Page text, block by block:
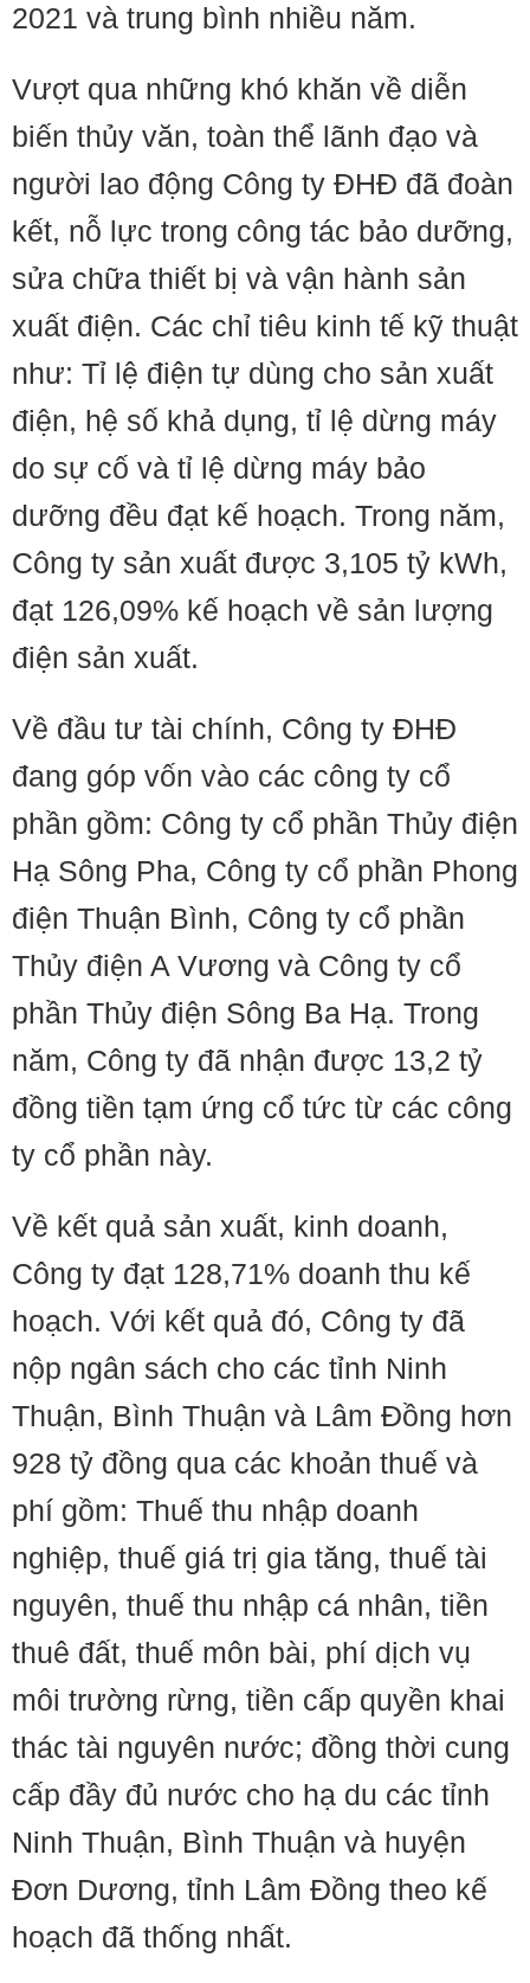
2021 và trung bình nhiều năm.
Vượt qua những khó khăn về diễn
biến thủy văn, toàn thể lãnh đạo và
người lao động Công ty ĐHĐ đã đoàn
kết, nỗ lực trong công tác bảo dưỡng,
sửa chữa thiết bị và vận hành sản
xuất điện. Các chỉ tiêu kinh tế kỹ thuật
như: Tỉ lệ điện tự dùng cho sản xuất
điện, hệ số khả dụng, tỉ lệ dừng máy
do sự cố và tỉ lệ dừng máy bảo
dưỡng đều đạt kế hoạch. Trong năm,
Công ty sản xuất được 3,105 tỷ kWh,
đạt 126,09% kế hoạch về sản lượng
điện sản xuất.
Về đầu tư tài chính, Công ty ĐHĐ
đang góp vốn vào các công ty cổ
phần gồm: Công ty cổ phần Thủy điện
Hạ Sông Pha, Công ty cổ phần Phong
điện Thuận Bình, Công ty cổ phần
Thủy điện A Vương và Công ty cổ
phần Thủy điện Sông Ba Hạ. Trong
năm, Công ty đã nhận được 13,2 tỷ
đồng tiền tạm ứng cổ tức từ các công
ty cổ phần này.
Về kết quả sản xuất, kinh doanh,
Công ty đạt 128,71% doanh thu kế
hoạch. Với kết quả đó, Công ty đã
nộp ngân sách cho các tỉnh Ninh
Thuận, Bình Thuận và Lâm Đồng hơn
928 tỷ đồng qua các khoản thuế và
phí gồm: Thuế thu nhập doanh
nghiệp, thuế giá trị gia tăng, thuế tài
nguyên, thuế thu nhập cá nhân, tiền
thuê đất, thuế môn bài, phí dịch vụ
môi trường rừng, tiền cấp quyền khai
thác tài nguyên nước; đồng thời cung
cấp đầy đủ nước cho hạ du các tỉnh
Ninh Thuận, Bình Thuận và huyện
Đơn Dương, tỉnh Lâm Đồng theo kế
hoạch đã thống nhất.